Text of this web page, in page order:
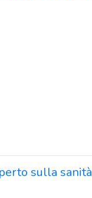
sulla sanità